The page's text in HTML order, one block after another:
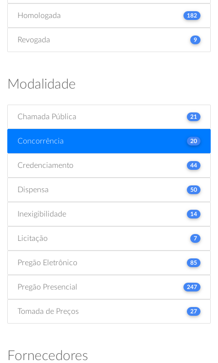
Homologada 182
Revogada 9
Modalidade
Chamada Pública 21
Concorrência 20
Credenciamento 44
Dispensa 50
Inexigibilidade 14
Licitação 7
Pregão Eletrônico 85
Pregão Presencial 247
Tomada de Preços 27
Fornecedores